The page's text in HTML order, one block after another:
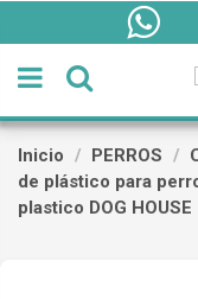
Inicio PERROS
de plástico para
plastico DOG HOUSE